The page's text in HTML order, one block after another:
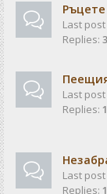
Last
Replies: 3
Last
Replies:
Last
Replies: